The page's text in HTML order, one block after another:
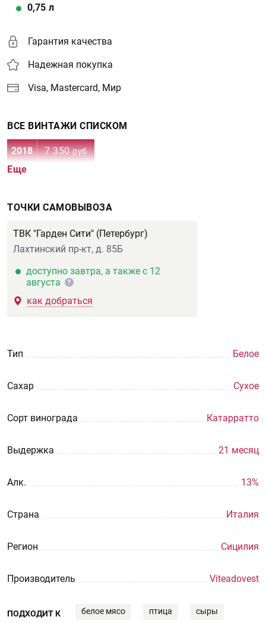
0,75 л
Гарантия качества
Надежная покупка
Visa, Mastercard, Мир
ВСЕ ВИНТАЖИ СПИСКОМ
2018 7 350руб
Еще
ТОЧКИ САМОВЫВОЗА
ТВК "Гарден Сити" (Петербург)
Лахтинский пр-кт, д. 85Б
доступно завтра, а также с 12
августа
?
как добраться
Тип Белое
Сахар Сухое
Сорт винограда Катарратто
Выдержка 21 месяц
Aлк. 13%
Страна Италия
Регион Сицилия
Производитель Viteadovest
ПОДХОДИТ К белое мясо птица сыры